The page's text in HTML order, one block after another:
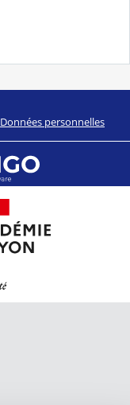
Données personnelles